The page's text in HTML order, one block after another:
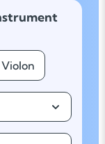
Violon